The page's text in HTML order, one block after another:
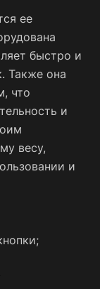
ее
быстро и
Также она
что
и
весу,
и